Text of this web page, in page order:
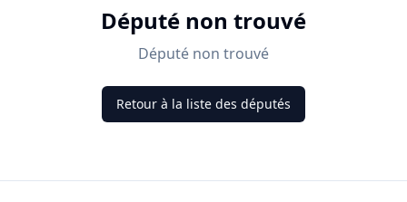
Député non trouvé
Député non trouvé
Retour à la liste des députés